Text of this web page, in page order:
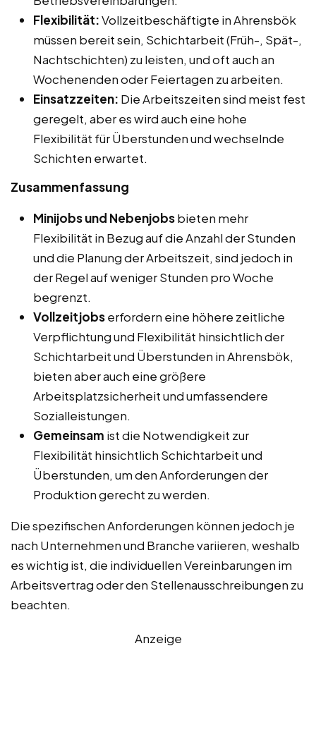
Flexibilität:Vollzeitbeschäftigte in Ahrensbök
müssen bereit sein, Schichtarbeit (Früh-, Spät-,
Nachtschichten) zu leisten, und oft auch an
Wochenenden oder Feiertagen zu arbeiten.
Einsatzzeiten: Die Arbeitszeiten sind meist fest
geregelt, aber es wird auch eine hohe
Flexibilität für Überstunden und wechselnde
Schichten erwartet.
Zusammenfassung
Minijobs und Nebenjobsbieten mehr
Flexibilität in Bezug auf die Anzahl der Stunden
und die Planung der Arbeitszeit, sind jedoch in
der Regel auf weniger Stunden pro Woche
begrenzt.
Vollzeitjobserfordern eine höhere zeitliche
Verpflichtung und Flexibilität hinsichtlich der
Schichtarbeit und Überstunden in Ahrensbök,
bieten aber auch eine größere
Arbeitsplatzsicherheit und umfassendere
Sozialleistungen.
Gemeinsam ist die Notwendigkeit zur
Flexibilität hinsichtlich Schichtarbeit und
Überstunden, um den Anforderungen der
Produktion gerecht zu werden.
Die spezifischen Anforderungen können jedoch je
nach Unternehmen und Branche variieren, weshalb
es wichtig ist, die individuellen Vereinbarungen im
Arbeitsvertrag oder den Stellenausschreibungen zu
beachten.
Anzeige